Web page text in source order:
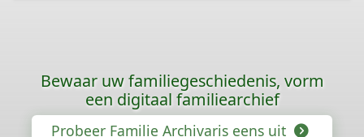
Bewaar uw familiegeschiedenis, vorm
een digitaal familiearchief
Probeer Familie Archivaris eens uit